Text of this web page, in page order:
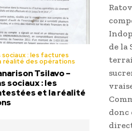
sociaux : les factures
réalité des opérations
Tsilavo –
sociaux : les
et la réalité
de la
donc